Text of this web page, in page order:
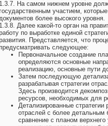
1.3.7. На самом нижнем уровне
государственным участием,
более высокого уровня.
1.3.8. Далее какой-то орган на
по выработке единой
Представляется, что
предусматривать следующее:
Первоначальное создание
определяются основные
реализацию, основные пути
Затем последующую
разрабатывая стратегии
Здесь производится
ресурсов, необходимых для
Детализированные стратегии
отраслей с более
сравнение с планом